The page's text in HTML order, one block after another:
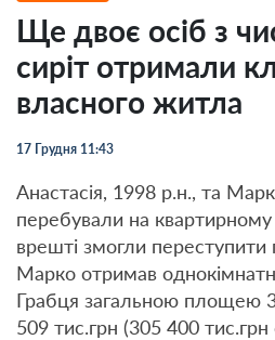
Ще двоє осіб з
сиріт отримали
власного житла
17 Грудня 11:43
Анастасія, 1998 р.н., та
перебували на квартирному
врешті змогли переступити
Марко отримав
Грабця загальною площею
509 тис.грн (305 400